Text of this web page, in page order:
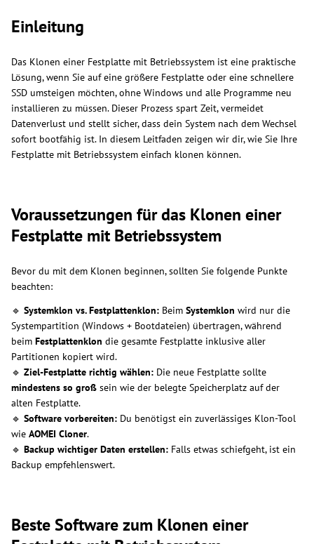
Einleitung
Das Klonen einer Festplatte mit Betriebssystem ist eine praktische
Lösung, wenn Sie auf eine größere Festplatte oder eine schnellere
SSD umsteigen möchten, ohne Windows und alle Programme neu
installieren zu müssen. Dieser Prozess spart Zeit, vermeidet
Datenverlust und stellt sicher, dass dein System nach dem Wechsel
sofort bootfähig ist. In diesem Leitfaden zeigen wir dir, wie Sie Ihre
Festplatte mit Betriebssystem einfach klonen können.
Voraussetzungen für das Klonen einer
Festplatte mit Betriebssystem
Bevor du mit dem Klonen beginnen, sollten Sie folgende Punkte
beachten:
🔹 Systemklon vs. Festplattenklon: Beim Systemklon wird nur die
Systempartition (Windows + Bootdateien) übertragen, während
beim Festplattenklon die gesamte Festplatte inklusive aller
Partitionen kopiert wird.
🔹 Ziel-Festplatte richtig wählen: Die neue Festplatte sollte
mindestens so groß sein wie der belegte Speicherplatz auf der
alten Festplatte.
🔹 Software vorbereiten: Du benötigst ein zuverlässiges Klon-Tool
wie AOMEI Cloner.
🔹 Backup wichtiger Daten erstellen: Falls etwas schiefgeht, ist ein
Backup empfehlenswert.
Beste Software zum Klonen einer